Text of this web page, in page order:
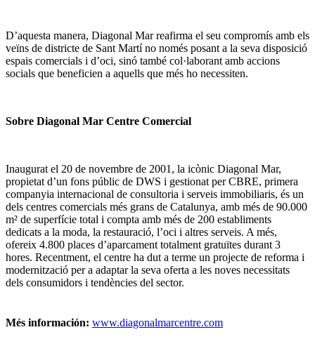
D’aquesta manera, Diagonal Mar reafirma el seu compromís amb els
veïns de districte de Sant Martí no només posant a la seva disposició
espais comercials i d’oci, sinó també col·laborant amb accions
socials que beneficien a aquells que més ho necessiten.
Sobre Diagonal Mar Centre Comercial
Inaugurat el 20 de novembre de 2001, la icònic Diagonal Mar,
propietat d’un fons públic de DWS i gestionat per CBRE, primera
companyia internacional de consultoria i serveis immobiliaris, és un
dels centres comercials més grans de Catalunya, amb més de 90.000
m² de superfície total i compta amb més de 200 establiments
dedicats a la moda, la restauració, l’oci i altres serveis. A més,
ofereix 4.800 places d’aparcament totalment gratuïtes durant 3
hores. Recentment, el centre ha dut a terme un projecte de reforma i
modernització per a adaptar la seva oferta a les noves necessitats
dels consumidors i tendències del sector.
Més información: www.diagonalmarcentre.com